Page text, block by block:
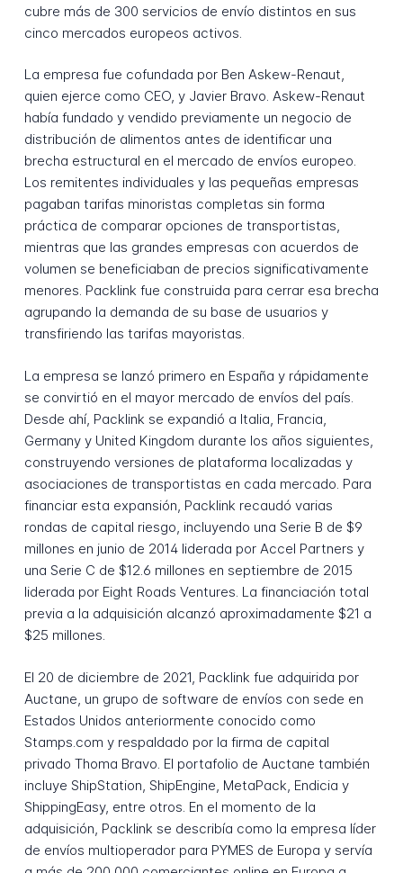
cubre más de 300 servicios de envío distintos en sus
cinco mercados europeos activos.
La empresa fue cofundada por Ben Askew-Renaut,
quien ejerce como CEO, y Javier Bravo. Askew-Renaut
había fundado y vendido previamente un negocio de
distribución de alimentos antes de identificar una
brecha estructural en el mercado de envíos europeo.
Los remitentes individuales y las pequeñas empresas
pagaban tarifas minoristas completas sin forma
práctica de comparar opciones de transportistas,
mientras que las grandes empresas con acuerdos de
volumen se beneficiaban de precios significativamente
menores. Packlink fue construida para cerrar esa brecha
agrupando la demanda de su base de usuarios y
transfiriendo las tarifas mayoristas.
La empresa se lanzó primero en España y rápidamente
se convirtió en el mayor mercado de envíos del país.
Desde ahí, Packlink se expandió a Italia, Francia,
Germany y United Kingdom durante los años siguientes,
construyendo versiones de plataforma localizadas y
asociaciones de transportistas en cada mercado. Para
financiar esta expansión, Packlink recaudó varias
rondas de capital riesgo, incluyendo una Serie B de $9
millones en junio de 2014 liderada por Accel Partners y
una Serie C de $12.6 millones en septiembre de 2015
liderada por Eight Roads Ventures. La financiación total
previa a la adquisición alcanzó aproximadamente $21 a
$25 millones.
El 20 de diciembre de 2021, Packlink fue adquirida por
Auctane, un grupo de software de envíos con sede en
Estados Unidos anteriormente conocido como
Stamps.com y respaldado por la firma de capital
privado Thoma Bravo. El portafolio de Auctane también
incluye ShipStation, ShipEngine, MetaPack, Endicia y
ShippingEasy, entre otros. En el momento de la
adquisición, Packlink se describía como la empresa líder
de envíos multioperador para PYMES de Europa y servía